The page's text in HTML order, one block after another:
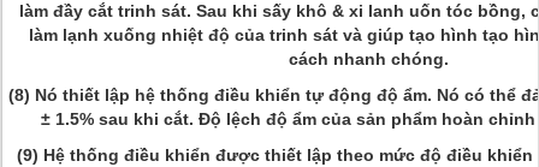
làm đầy cắt trinh sát. Sau khi sấy khô & xi lanh uốn tóc bồng,
làm lạnh xuống nhiệt độ của trinh sát và giúp tạo hình tạo
cách nhanh chóng.
(8) Nó thiết lập hệ thống điều khiển tự động độ ẩm. Nó có thể
± 1.5% sau khi cắt. Độ lệch độ ẩm của sản phẩm hoàn
(9) Hệ thống điều khiển được thiết lập theo mức độ điều